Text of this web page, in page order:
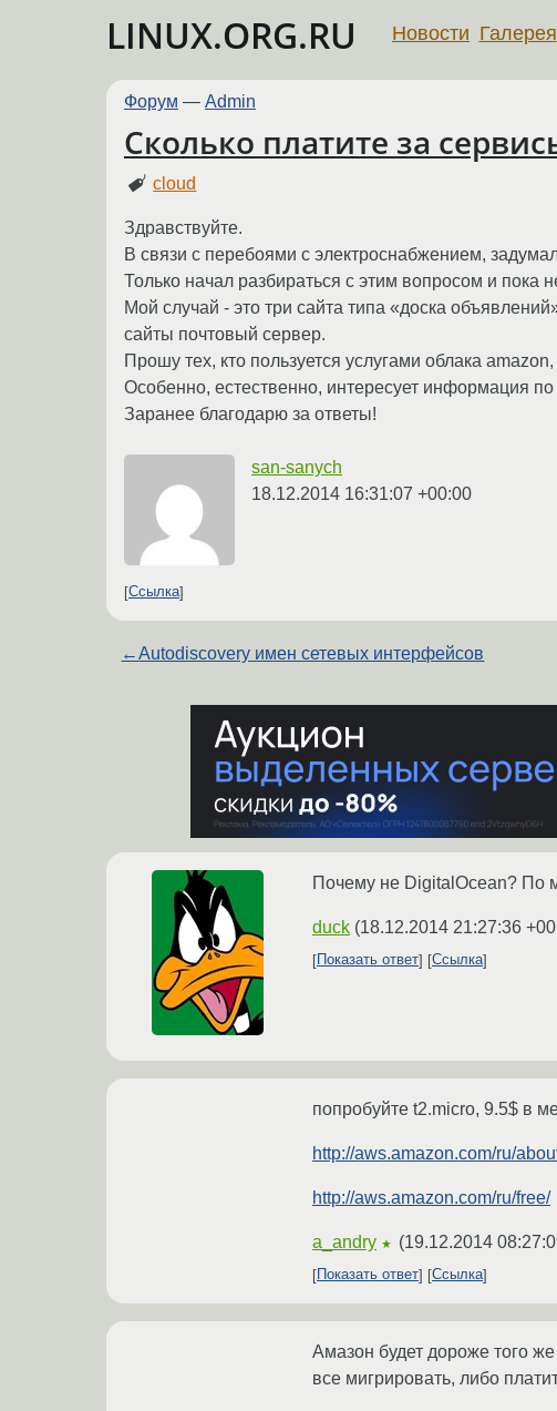
LINUX.ORG.RU Новости Галерея
Форум — Admin
Сколько платите за
cloud
Здравствуйте.
В связи с перебоями с электроснабжением,
Только начал разбираться с этим вопросом и пока
Мой случай - это три сайта типа «доска
сайты почтовый сервер.
Прошу тех, кто пользуется услугами облака
Особенно, естественно, интересует информация
Заранее благодарю за ответы!
san-sanych
18.12.2014 16:31:07 +00:00
Ссылка
←Autodiscovery имен сетевых интерфейсов
Почему не DigitalOcean? По
duck (18.12.2014 21:27:36
Показать ответ Ссылка
попробуйте t2.micro, 9.5$ в
http://aws.amazon.com/ru/
http://aws.amazon.com/ru/free/
a_andry ★ (19.12.2014
Показать ответ Ссылка
Амазон будет дороже того
все мигрировать, либо